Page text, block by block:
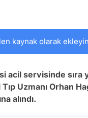
kaynak olarak ekleyin
acil servisinde sıra
Uzmanı Orhan
alındı.